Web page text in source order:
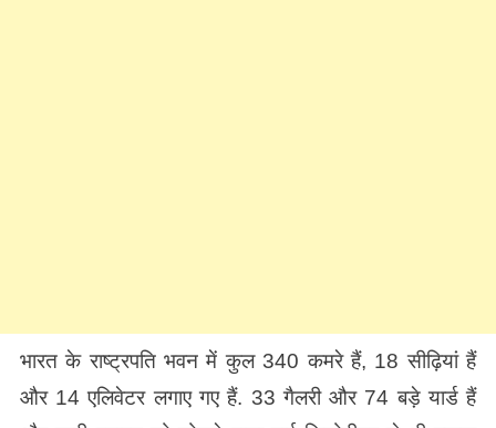
भारत के राष्ट्रपति भवन में कुल 340 कमरे हैं, 18 सीढ़ियां हैं
और 14 एलिवेटर लगाए गए हैं. 33 गैलरी और 74 बड़े यार्ड हैं